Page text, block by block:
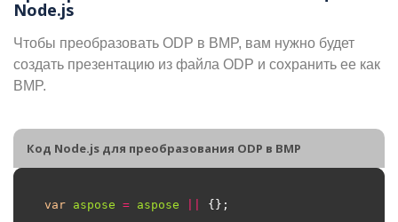
Node.js
Чтобы преобразовать ODP в BMP, вам нужно будет
создать презентацию из файла ODP и сохранить ее как
BMP.
Код Node.js для преобразования ODP в BMP
var aspose = aspose